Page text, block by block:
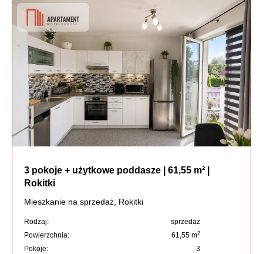
3 pokoje + użytkowe poddasze | 61,55 m² |
Rokitki
Mieszkanie na sprzedaż, Rokitki
Rodzaj:
sprzedaż
Powierzchnia:
61,55 m2
Pokoje:
3